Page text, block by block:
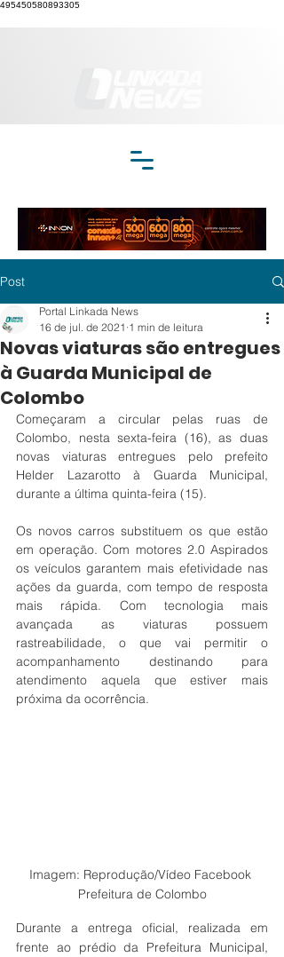
495450580893305
Post
Novas viaturas são entregues
à Guarda Municipal de
Colombo
Portal Linkada News
16 de jul. de 2021 1 min de leitura
Começaram a circular pelas ruas de
Colombo, nesta sexta-feira (16), as duas
novas viaturas entregues pelo prefeito
Helder Lazarotto à Guarda Municipal,
durante a última quinta-feira (15).
Os novos carros substituem os que estão
em operação. Com motores 2.0 Aspirados
os veículos garantem mais efetividade nas
ações da guarda, com tempo de resposta
mais rápida. Com tecnologia mais
avançada as viaturas possuem
rastreabilidade, o que vai permitir o
acompanhamento destinando para
atendimento aquela que estiver mais
próxima da ocorrência.
Imagem: Reprodução/Vídeo Facebook
Prefeitura de Colombo
Durante a entrega oficial, realizada em
frente ao prédio da Prefeitura Municipal,